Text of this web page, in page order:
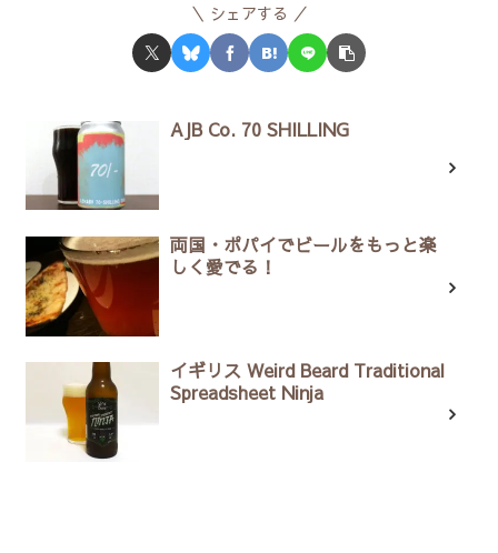
シェアする
AJB Co. 70 SHILLING
両国・ポパイでビールをもっと楽
しく愛でる！
イギリス Weird Beard Traditional
Spreadsheet Ninja